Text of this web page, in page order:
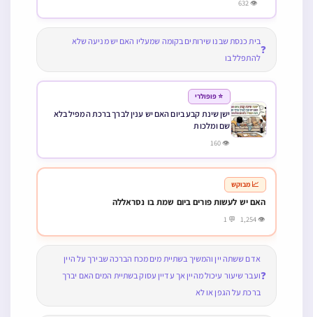
👁 632
❓
בית כנסת שבנו שירותים בקומה שמעליו האם יש מניעה שלא
להתפלל בו
⭐ פופולרי
ישן שינת קבע ביום האם יש ענין לברך ברכת המפיל בלא
שם ומלכות
👁 160
📈 מבוקש
האם יש לעשות פורים ביום שמת בו נסראללה
👁 1,254 💬 1
❓
אדם ששתה יין והמשיך בשתיית מים מכח הברכה שבירך על היין
ועבר שיעור עיכול מהיין אך עדיין עסוק בשתיית המים האם יברך
ברכת על הגפן או לא